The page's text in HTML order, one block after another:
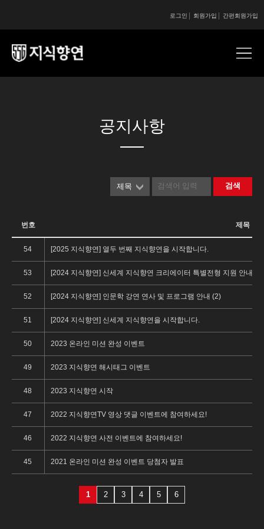
간편회원가입
회원가입
로그인
공지사항
제목 검색
번호 제목
54 [2025 지식향연] 열두 번째 지식향연을 시작합니다.
53 [2024 지식향연] 신세계 지식향연 크리에이터 특별전형 지원 안내 (1)
52 [2024 지식향연] 인문학 강연 연사 및 프로그램 안내 (2)
51 [2024 지식향연] 신세계 지식향연을 시작합니다.
50 2023 온라인 미션 완성 이벤트
49 2023 지식향연 해시태그 이벤트
48 2023 지식향연 시작
47 2022 지식향연TV 영상 댓글 이벤트에 참여하세요!
46 2022 지식향연 사전 이벤트에 참여하세요!
45 2021 온라인 미션 완성 이벤트 당첨자 발표
1 2 3 4 5 6